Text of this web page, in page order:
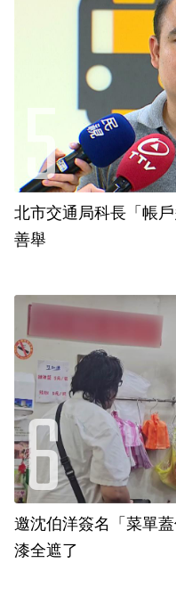
北市交通局科長「帳
善舉
邀沈伯洋簽名「菜單
漆全遮了